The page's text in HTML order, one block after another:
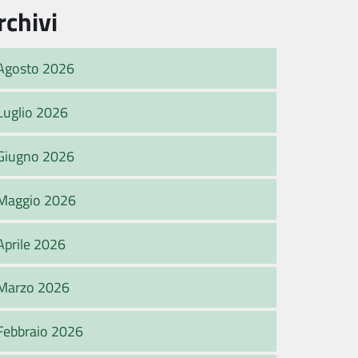
2026
2026
2026
2026
2026
2026
2026